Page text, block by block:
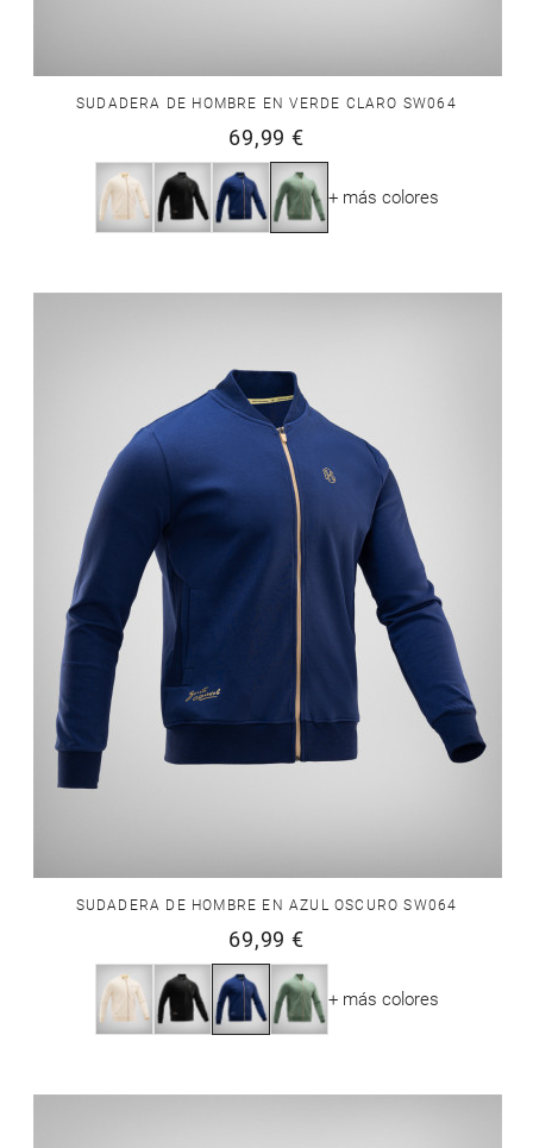
SUDADERA DE HOMBRE EN VERDE CLARO SW064
69,99 €
+ más colores
SUDADERA DE HOMBRE EN AZUL OSCURO SW064
69,99 €
+ más colores